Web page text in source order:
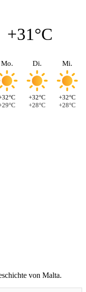
+31°C
Mo. Di.
+32°C
+28°C
Mi.
+32°C
+28°C
von Malta.